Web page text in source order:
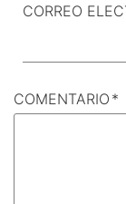
CORREO
COMENTARIO *